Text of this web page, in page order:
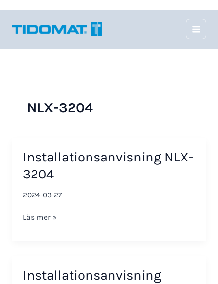
innehåll
NLX-3204
Installationsanvisning NLX-
3204
2024-03-27
Installationsanvisning
Läs mer »
Installationsanvisning